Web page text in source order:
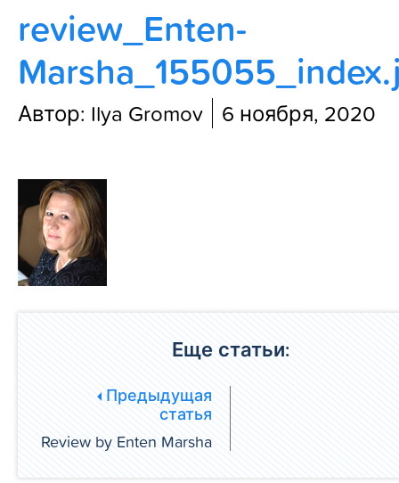
Блог
review_Enten-
Автор: Ilya Gromov 6 ноября, 2020
Еще статьи:
Предыдущая
статья
Review by Enten Marsha